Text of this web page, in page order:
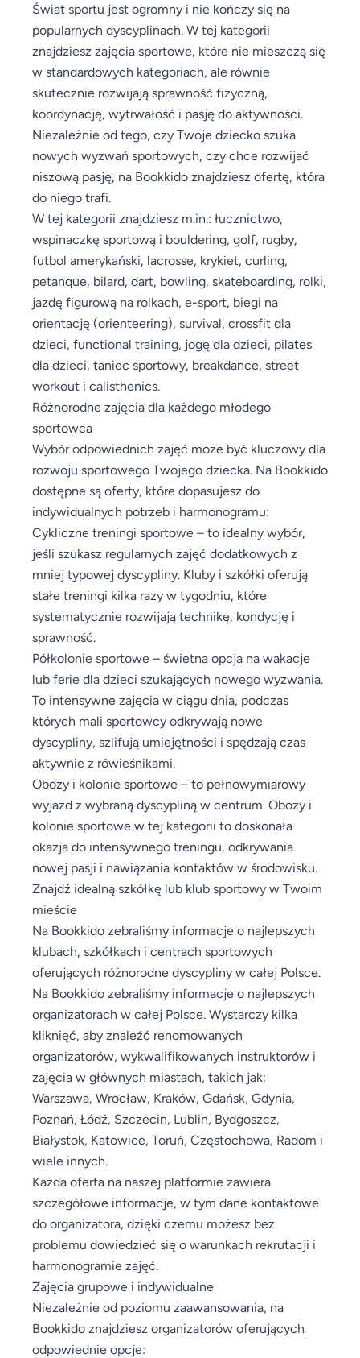
Świat sportu jest ogromny i nie kończy się na
popularnych dyscyplinach. W tej kategorii
znajdziesz zajęcia sportowe, które nie mieszczą się
w standardowych kategoriach, ale równie
skutecznie rozwijają sprawność fizyczną,
koordynację, wytrwałość i pasję do aktywności.
Niezależnie od tego, czy Twoje dziecko szuka
nowych wyzwań sportowych, czy chce rozwijać
niszową pasję, na Bookkido znajdziesz ofertę, która
do niego trafi.
W tej kategorii znajdziesz m.in.: łucznictwo,
wspinaczkę sportową i bouldering, golf, rugby,
futbol amerykański, lacrosse, krykiet, curling,
petanque, bilard, dart, bowling, skateboarding, rolki,
jazdę figurową na rolkach, e-sport, biegi na
orientację (orienteering), survival, crossfit dla
dzieci, functional training, jogę dla dzieci, pilates
dla dzieci, taniec sportowy, breakdance, street
workout i calisthenics.
Różnorodne zajęcia dla każdego młodego
sportowca
Wybór odpowiednich zajęć może być kluczowy dla
rozwoju sportowego Twojego dziecka. Na Bookkido
dostępne są oferty, które dopasujesz do
indywidualnych potrzeb i harmonogramu:
Cykliczne treningi sportowe – to idealny wybór,
jeśli szukasz regularnych zajęć dodatkowych z
mniej typowej dyscypliny. Kluby i szkółki oferują
stałe treningi kilka razy w tygodniu, które
systematycznie rozwijają technikę, kondycję i
sprawność.
Półkolonie sportowe – świetna opcja na wakacje
lub ferie dla dzieci szukających nowego wyzwania.
To intensywne zajęcia w ciągu dnia, podczas
których mali sportowcy odkrywają nowe
dyscypliny, szlifują umiejętności i spędzają czas
aktywnie z rówieśnikami.
Obozy i kolonie sportowe – to pełnowymiarowy
wyjazd z wybraną dyscypliną w centrum. Obozy i
kolonie sportowe w tej kategorii to doskonała
okazja do intensywnego treningu, odkrywania
nowej pasji i nawiązania kontaktów w środowisku.
Znajdź idealną szkółkę lub klub sportowy w Twoim
mieście
Na Bookkido zebraliśmy informacje o najlepszych
klubach, szkółkach i centrach sportowych
oferujących różnorodne dyscypliny w całej Polsce.
Na Bookkido zebraliśmy informacje o najlepszych
organizatorach w całej Polsce. Wystarczy kilka
kliknięć, aby znaleźć renomowanych
organizatorów, wykwalifikowanych instruktorów i
zajęcia w głównych miastach, takich jak:
Warszawa, Wrocław, Kraków, Gdańsk, Gdynia,
Poznań, Łódź, Szczecin, Lublin, Bydgoszcz,
Białystok, Katowice, Toruń, Częstochowa, Radom i
wiele innych.
Każda oferta na naszej platformie zawiera
szczegółowe informacje, w tym dane kontaktowe
do organizatora, dzięki czemu możesz bez
problemu dowiedzieć się o warunkach rekrutacji i
harmonogramie zajęć.
Zajęcia grupowe i indywidualne
Niezależnie od poziomu zaawansowania, na
Bookkido znajdziesz organizatorów oferujących
odpowiednie opcje: